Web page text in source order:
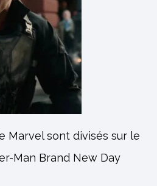
Marvel sont divisés sur le
Man Brand New Day